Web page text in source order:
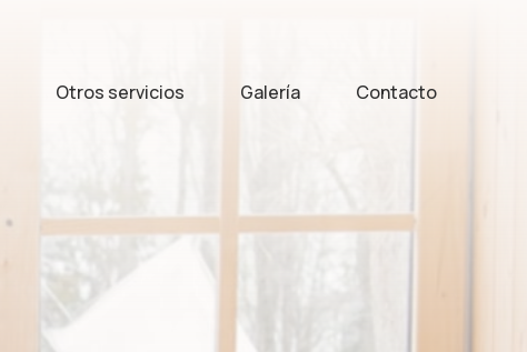
Otros servicios Galería Contacto